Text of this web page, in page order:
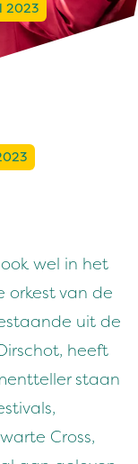
2023
wel in het
orkest van de
uit de
heeft
staan
Cross,